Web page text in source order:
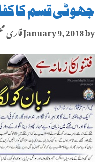
جھوٹی قسم کا
January 9, 2018by قاری